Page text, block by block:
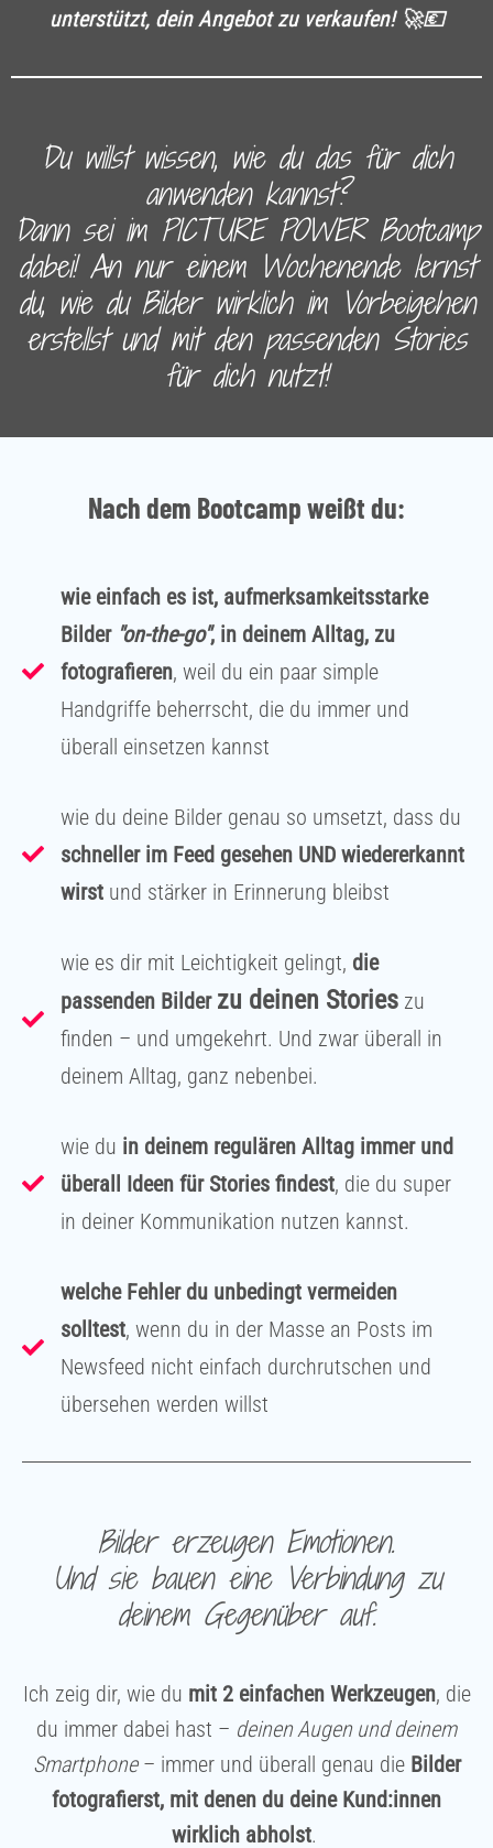
unterstützt, dein Angebot zu verkaufen! 🚀💶
Du willst wissen, wie du das für dich
anwenden kannst?
Dann sei im PICTURE POWER Bootcamp
dabei! An nur einem Wochenende lernst
du, wie du Bilder wirklich im Vorbeigehen
erstellst und mit den passenden Stories
für dich nutzt!
Nach dem Bootcamp weißt du:
wie einfach es ist, aufmerksamkeitsstarke
Bilder "on-the-go", in deinem Alltag, zu
fotografieren, weil du ein paar simple
Handgriffe beherrscht, die du immer und
überall einsetzen kannst
wie du deine Bilder genau so umsetzt, dass du
schneller im Feed gesehen UND wiedererkannt
wirst und stärker in Erinnerung bleibst
wie es dir mit Leichtigkeit gelingt, die
passenden Bilder zu deinen Stories zu
finden – und umgekehrt. Und zwar überall in
deinem Alltag, ganz nebenbei.
wie du in deinem regulären Alltag immer und
überall Ideen für Stories findest, die du super
in deiner Kommunikation nutzen kannst.
welche Fehler du unbedingt vermeiden
solltest, wenn du in der Masse an Posts im
Newsfeed nicht einfach durchrutschen und
übersehen werden willst
Bilder erzeugen Emotionen.
Und sie bauen eine Verbindung zu
deinem Gegenüber auf.
Ich zeig dir, wie du mit 2 einfachen Werkzeugen, die
du immer dabei hast – deinen Augen und deinem
Smartphone– immer und überall genau dieBilder
fotografierst, mit denen du deine Kund:innen
wirklich abholst.